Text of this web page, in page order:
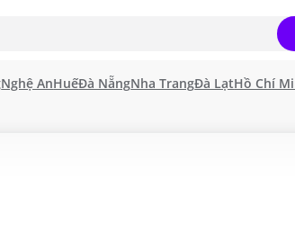
Nghệ AnHuếĐà NẵngNha TrangĐà LạtHồ Chí